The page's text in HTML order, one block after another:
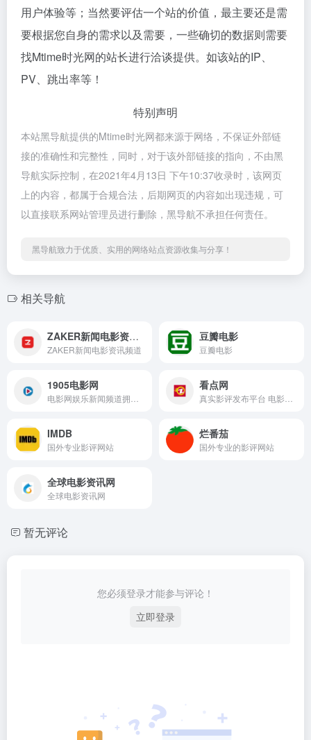
用户体验等；当然要评估一个站的价值，最主要还是需
要根据您自身的需求以及需要，一些确切的数据则需要
找Mtime时光网的站长进行洽谈提供。如该站的IP、
PV、跳出率等！
特别声明
本站黑导航提供的Mtime时光网都来源于网络，不保证外部链
接的准确性和完整性，同时，对于该外部链接的指向，不由黑
导航实际控制，在2021年4月13日 下午10:37收录时，该网页
上的内容，都属于合规合法，后期网页的内容如出现违规，可
以直接联系网站管理员进行删除，黑导航不承担任何责任。
黑导航致力于优质、实用的网络站点资源收集与分享！
相关导航
ZAKER新闻电影资讯频道
ZAKER新闻电影资讯频道
豆瓣电影
豆瓣电影
1905电影网 看点网
IMDB
国外专业影评网站
烂番茄
国外专业的影评网站
全球电影资讯网
全球电影资讯网
暂无评论
您必须登录才能参与评论！
立即登录